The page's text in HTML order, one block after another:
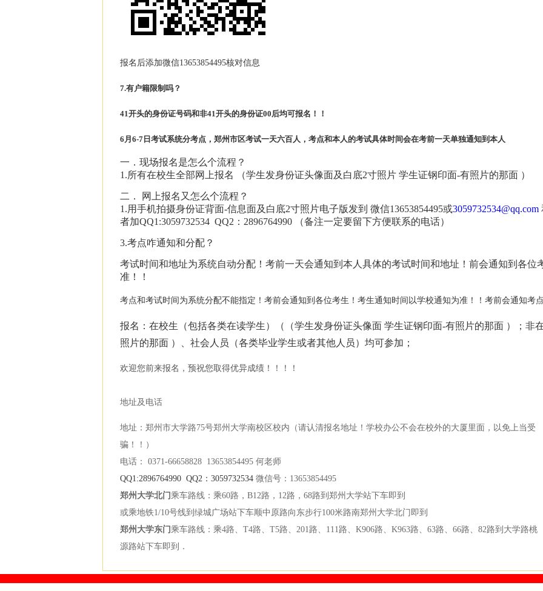
报名后添加微信13653854495核对信息
7.有户籍限制吗？
41开头的身份证号码和非41开头的身份证00后均可报名！！
6月6-7日考试系统分考点，郑州市区考试一天六百人，考点和本人的考试具体时间会在考前一天单独通知到本人
一．现场报名是怎么个流程？
1.所有在校生全部网上报名 （学生发身份证头像面及白底2寸照片 学生证钢印面-有照片的那面 ）
二． 网上报名又怎么个流程？
1.用手机拍摄身份证背面-信息面及白底2寸照片电子版发到 微信13653854495或3059732534@qq.com
者加QQ1:3059732534 QQ2：2896764990 （备注一定要留下方便联系的电话）
3.考点咋通知和分配？
考试时间和地址为系统自动分配！考前一天会通知到本人具体的考试时间和地址！前会通知到各位
准！
！
考点和考试时间为系统分配不能指定！考前会通知到各位考生！考生通知时间以学校通知为准！！考前会通知考
报名：在校生（包括各类在读学生）（（学生发身份证头像面 学生证钢印面-有照片的那面 ）；非
照片的那面 ）、社会人员（各类毕业学生或者其他人员）均可参加；
欢迎您前来报名，预祝您取得优异成绩！！！！
地址及电话
地址：郑州市大学路75号郑州大学南校区校内（请认清报名地址！学校办公不会在校外的大厦里面，以免上当受
骗！！）
电话： 0371-66658828 13653854495 何老师
QQ1:2896764990 QQ2：3059732534 微信号：13653854495
郑州大学北门乘车路线：乘60路，B12路，12路，68路到郑州大学站下车即到
或乘地铁1/10号线到绿城广场站下车顺中原路向东步行100米路南郑州大学北门即到
郑州大学东门乘车路线：乘4路、T4路、T5路、201路、111路、K906路、K963路、63路、66路、82路到大学路桃
源路站下车即到．